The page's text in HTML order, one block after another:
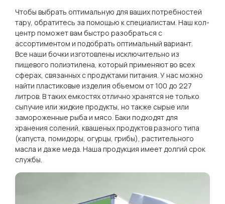
Чтобы выбрать оптимальную для ваших потребностей
тару, обратитесь за помощью к специалистам. Наш кол-
центр поможет вам быстро разобраться с
ассортиментом и подобрать оптимальный вариант.
Все наши бочки изготовлены исключительно из
пищевого полиэтилена, который применяют во всех
сферах, связанных с продуктами питания. У нас можно
найти пластиковые изделия объемом от 100 до 227
литров. В таких емкостях отлично хранятся не только
сыпучие или жидкие продукты, но также сырые или
замороженные рыба и мясо. Баки подходят для
хранения солений, квашеных продуктов разного типа
(капуста, помидоры, огурцы, грибы), растительного
масла и даже меда. Наша продукция имеет долгий срок
службы.